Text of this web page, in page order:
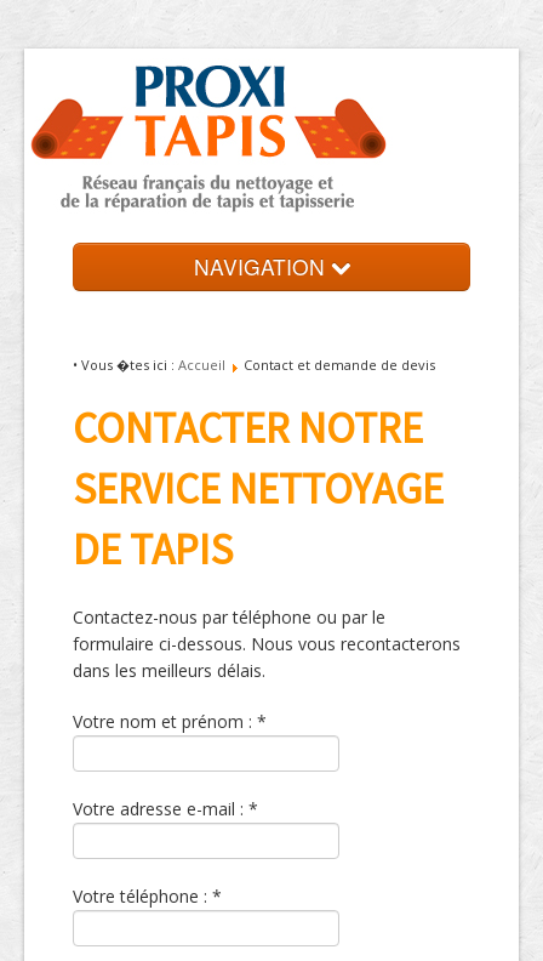
NAVIGATION
Trouver votre expert
Contact et devis
• Vous �tes ici : Accueil Contact et demande de devis
CONTACTER NOTRE
SERVICE NETTOYAGE
DE TAPIS
Contactez-nous par téléphone ou par le
formulaire ci-dessous. Nous vous recontacterons
dans les meilleurs délais.
Votre nom et prénom : *
Votre adresse e-mail : *
Votre téléphone : *